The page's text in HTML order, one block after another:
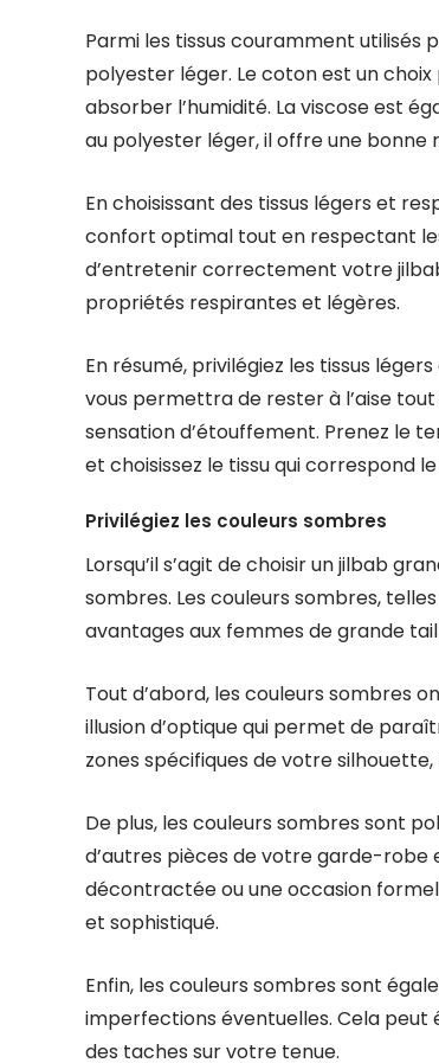
Parmi les tissus couramment utilisés
polyester léger. Le coton est un
absorber l’humidité. La viscose est
au polyester léger, il offre une
En choisissant des tissus légers et
confort optimal tout en respectant
d’entretenir correctement votre
propriétés respirantes et légères.
En résumé, privilégiez les tissus
vous permettra de rester à l’aise
sensation d’étouffement. Prenez le
et choisissez le tissu qui correspond
Privilégiez les couleurs sombres
Lorsqu’il s’agit de choisir un jilbab
sombres. Les couleurs sombres,
avantages aux femmes de grande
Tout d’abord, les couleurs sombres
illusion d’optique qui permet de
zones spécifiques de votre
De plus, les couleurs sombres sont
d’autres pièces de votre garde-robe
décontractée ou une occasion
et sophistiqué.
Enfin, les couleurs sombres sont
imperfections éventuelles. Cela
des taches sur votre tenue.